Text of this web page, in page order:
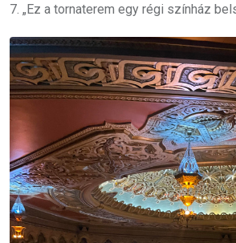
7. „Ez a tornaterem egy régi színház